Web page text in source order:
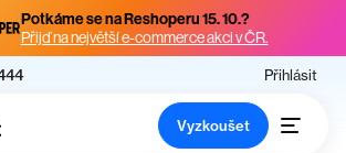
Potkáme se na Reshoperu 15. 10.?
Přijď na největší e-commerce akci v ČR.
Přihlásit
Vyzkoušet